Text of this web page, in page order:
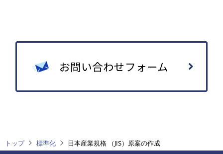
お問い合わせフォーム
トップ 標準化 日本産業規格 （JIS）原案の作成